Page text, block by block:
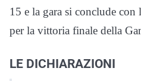
15 e la gara si conclude
per la vittoria finale della
LE DICHIARAZIONI